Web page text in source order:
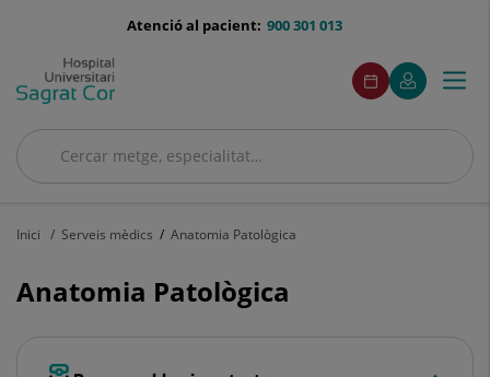
menu-
900 301 013
Atenció al pacient:
Cercar
Cercar
menuAcceso
Demaneu
cita
Aquest
enllaç
s'obrirà
una
El
meu
Aquest
enllaç
s'obrirà
una
finestra
Menú
Inici Serveis mèdics Anatomia Patològica
Anatomia Patològica